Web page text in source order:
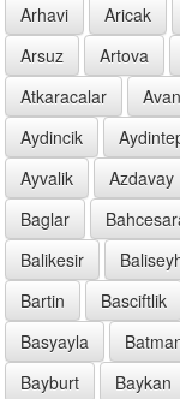
Arhavi
Aricak
Arsuz
Artova
Atkaracalar
Aydincik
Ayvalik
Azdavay
Baglar
Balikesir
Bartin
Basciftlik
Basyayla
Bayburt
Baykan